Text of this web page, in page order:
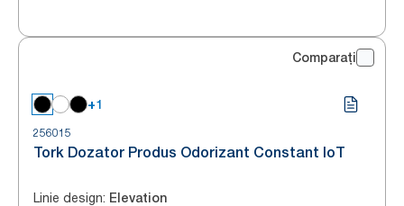
Comparați
+1
256015
Tork Dozator Produs Odorizant Constant IoT
Linie design: Elevation